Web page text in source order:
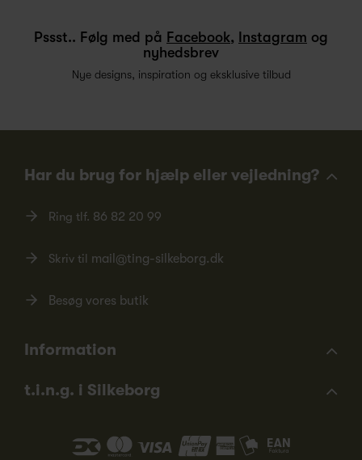
Pssst.. Følg med på Facebook, Instagram og
nyhedsbrev
Nye designs, inspiration og eksklusive tilbud
Har du brug for hjælp eller vejledning?
Ring tlf. 86 82 20 99
Skriv til mail@ting-silkeborg.dk
Besøg vores butik
Information
t.i.n.g. i Silkeborg